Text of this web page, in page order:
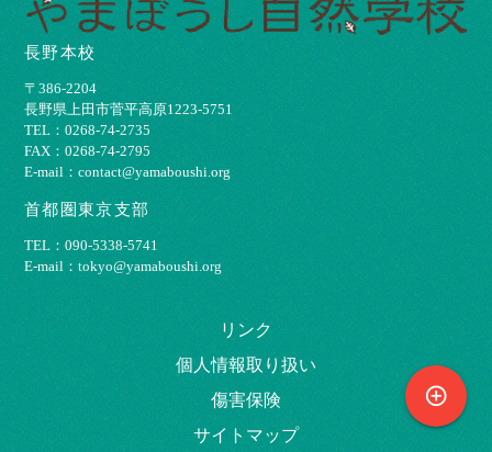
長野本校
〒386-2204
⻑野県上⽥市菅平⾼原1223-5751
TEL：0268-74-2735
FAX：0268-74-2795
E-mail：contact@yamaboushi.org
首都圏東京支部
TEL：090-5338-5741
E-mail：tokyo@yamaboushi.org
リンク
個⼈情報取り扱い
傷害保険
サイトマップ
control_point